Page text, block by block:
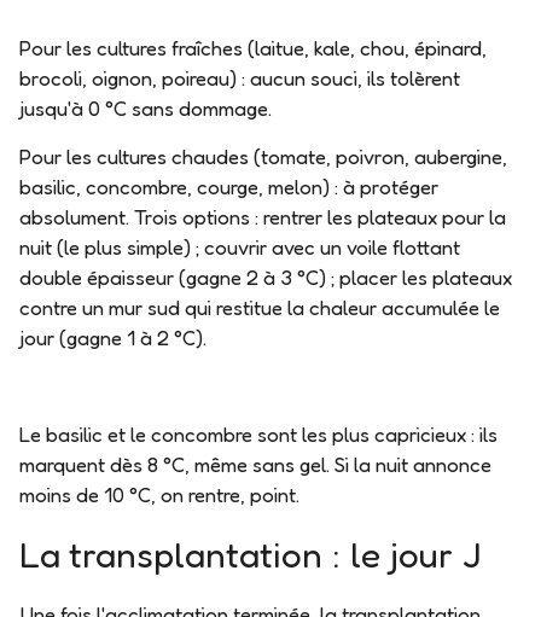
Pour les cultures fraîches(laitue, kale, chou, épinard,
brocoli, oignon, poireau) : aucun souci, ils tolèrent
jusqu'à 0 °C sans dommage.
Pour les cultures chaudes(tomate, poivron, aubergine,
basilic, concombre, courge, melon) : à protéger
absolument. Trois options : rentrer les plateauxpour la
nuit (le plus simple) ; couvrir avec un voile flottant
double épaisseur(gagne 2 à 3 °C) ; placer les plateaux
contre un mur sudqui restitue la chaleur accumulée le
jour (gagne 1 à 2 °C).
Le basilic et le concombre sont les plus capricieux : ils
marquent dès 8 °C, même sans gel. Si la nuit annonce
moins de 10 °C, on rentre, point.
La transplantation : le jour J